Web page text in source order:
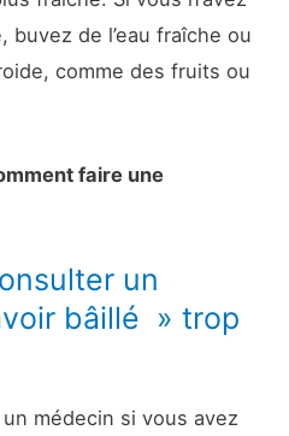
buvez de l’eau fraîche ou
comme des fruits ou
faire une
un
bâillé » trop
médecin si vous avez